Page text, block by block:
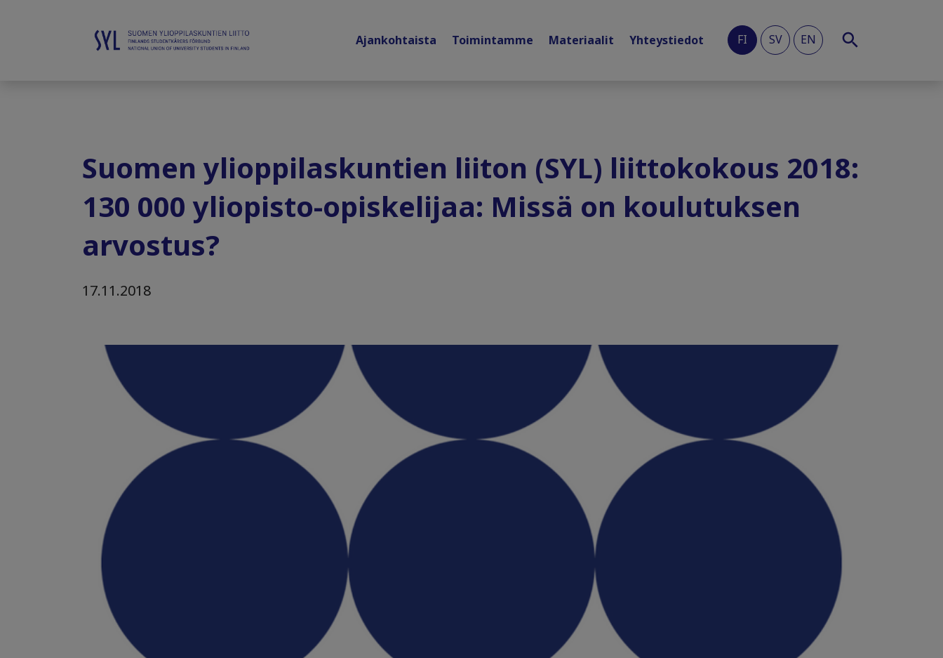
Ajankohtaista Toimintamme Materiaalit Yhteystiedot FI SV EN
Suomen ylioppilaskuntien liiton (SYL) liittokokous 2018:
130 000 yliopisto-opiskelijaa: Missä on koulutuksen
arvostus?
17.11.2018